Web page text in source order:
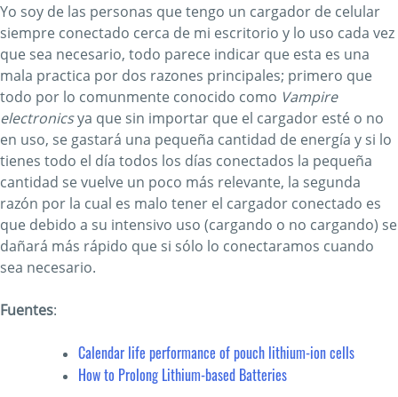
Yo soy de las personas que tengo un cargador de celular
siempre conectado cerca de mi escritorio y lo uso cada vez
que sea necesario, todo parece indicar que esta es una
mala practica por dos razones principales; primero que
todo por lo comunmente conocido como Vampire
electronicsya que sin importar que el cargador esté o no
en uso, se gastará una pequeña cantidad de energía y si lo
tienes todo el día todos los días conectados la pequeña
cantidad se vuelve un poco más relevante, la segunda
razón por la cual es malo tener el cargador conectado es
que debido a su intensivo uso (cargando o no cargando) se
dañará más rápido que si sólo lo conectaramos cuando
sea necesario.
Fuentes:
Calendar life performance of pouch lithium-ion cells
How to Prolong Lithium-based Batteries